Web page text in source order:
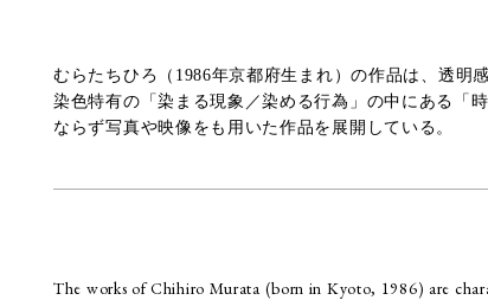
むらたちひろ（1986年京都府生まれ）の作品は、透明
染色特有の「染まる現象／染める行為」の中にある「
ならず写真や映像をも用いた作品を展開している。
The works of Chihiro Murata (born in Kyoto, 1986) are